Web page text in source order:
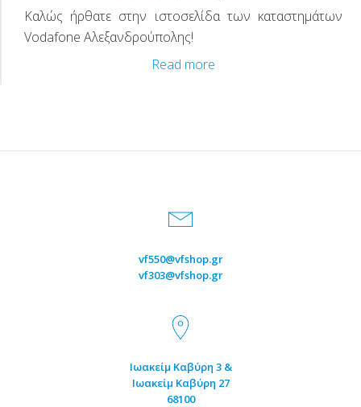
Καλώς ήρθατε στην ιστοσελίδα των καταστημάτων
Vodafone Αλεξανδρούπολης!
Read more
vf550@vfshop.gr
vf303@vfshop.gr
Ιωακείμ Καβύρη 3 &
Ιωακείμ Καβύρη 27
68100